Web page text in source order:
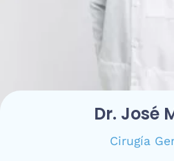
Dr. José
Cirugía